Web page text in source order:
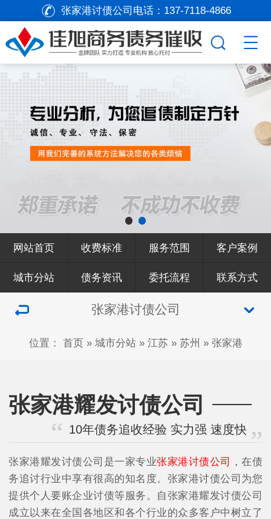
张家港讨债公司电话： 137-7118-4866
网站首页 收费标准 服务范围 客户案例
城市分站 债务资讯 委托流程 联系方式
张家港讨债公司
位置： 首页» 城市分站» 江苏» 苏州 » 张家港
张家港耀发讨债公司
10年债务追收经验 实力强 速度快
张家港耀发讨债公司是一家专业张家港讨债公司
，在债
务追讨行业中享有很高的知名度。张家港讨债公司为您
提供个人要账企业讨债等服务。自张家港耀发讨债公司
成立以来在全国各地区和各个行业的众多客户中树立了